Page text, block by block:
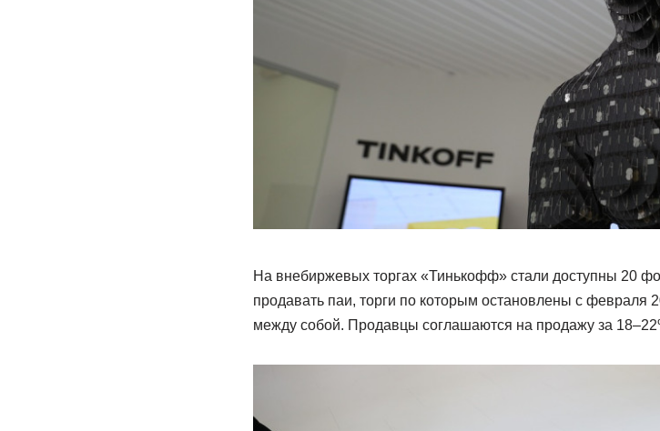
На внебиржевых торгах «Тинькофф» стали доступны 20
продавать паи, торги по которым остановлены с февраля
между собой. Продавцы соглашаются на продажу за